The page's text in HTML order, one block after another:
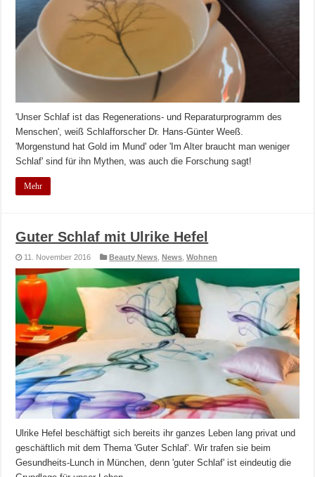
'Unser Schlaf ist das Regenerations- und Reparaturprogramm des
Menschen', weiß Schlafforscher Dr. Hans-Günter Weeß.
'Morgenstund hat Gold im Mund' oder 'Im Alter braucht man weniger
Schlaf' sind für ihn Mythen, was auch die Forschung sagt!
Mehr
Guter Schlaf mit Ulrike Hefel
11. November 2016 Beauty News ,News ,Wohnen
Ulrike Hefel beschäftigt sich bereits ihr ganzes Leben lang privat und
geschäftlich mit dem Thema 'Guter Schlaf'. Wir trafen sie beim
Gesundheits-Lunch in München, denn 'guter Schlaf' ist eindeutig die